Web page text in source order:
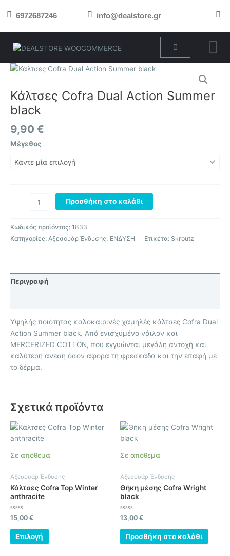
στο 6972687246 info@dealstore.gr
Cart
Κάλτσες Cofra Dual Action Summer
black
9,90 €
Μέγεθος
Κάλτσες
Dual
Action
Summer
black
ποσότητα
Προσθήκη στο καλάθι
Κωδικός προϊόντος: 1833
Κατηγορίες: Αξεσουάρ Ένδυσης ΕΝΔΥΣΗ Ετικέτα: Skroutz
Περιγραφή
Υψηλής ποιότητας καλοκαιρινές χαμηλές κάλτσες Cofra Dual
Action Summer black. Από ενισχυμένο νάιλον και
MERCERIZED COTTON, που εγγυώνται μεγάλη αντοχή και
καλύτερη άνεση όσον αφορά τη φρεσκάδα και την επαφή με
το δέρμα.
Σχετικά προϊόντα
Σε απόθεμα
Αξεσουάρ Ένδυσης
Κάλτσες Cofra Top Winter
anthracite
Βαθμολογήθηκε
με
0
από
15,00 €
Επιλογή
Αυτό
έχει
παραλλαγές.
να
Σε απόθεμα
Αξεσουάρ Ένδυσης
Θήκη μέσης Cofra Wright
black
Βαθμολογήθηκε
με
0
από
13,00 €
Προσθήκη στο καλάθι